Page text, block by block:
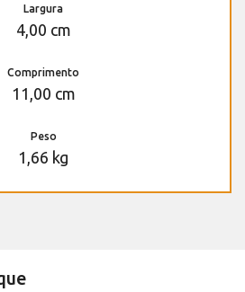
Largura
4,00 cm
Comprimento
11,00 cm
Peso
1,66 kg